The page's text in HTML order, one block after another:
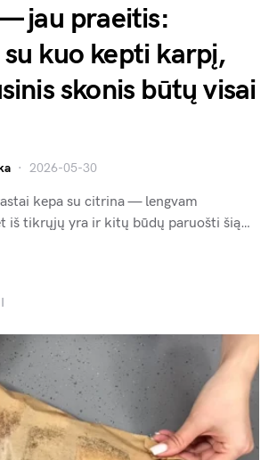
jau praeitis:
kuo kepti karpį,
skonis būtų visai
2026-05-30
kepa su citrina — lengvam
iš tikrųjų yra ir kitų būdų paruošti šią…